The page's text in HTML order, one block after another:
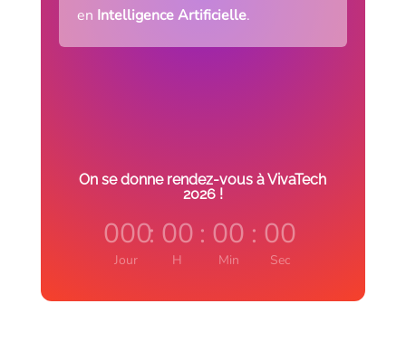
en Intelligence Artificielle.
On se donne rendez-vous à VivaTech
2026 !
000
Jour
: 00
H
: 00
Min
: 00
Sec